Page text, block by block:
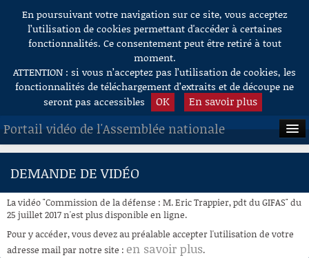
Aller au contenu
En poursuivant votre navigation sur ce site, vous acceptez
l’utilisation de cookies permettant d'accéder à certaines
fonctionnalités. Ce consentement peut être retiré à tout
moment.
ATTENTION : si vous n’acceptez pas l’utilisation de cookies, les
fonctionnalités de téléchargement d’extraits et de découpe ne
seront pas accessibles
OK En savoir plus
Portail vidéo de l'Assemblée nationale
ACCUEIL
À LA DEMANDE
RECHERCHE
DEMANDE DE VIDÉO
La vidéo "Commission de la défense : M. Eric Trappier, pdt du GIFAS" du
25 juillet 2017 n'est plus disponible en ligne.
Pour y accéder, vous devez au préalable accepter l'utilisation de votre
adresse mail par notre site : en savoir plus.